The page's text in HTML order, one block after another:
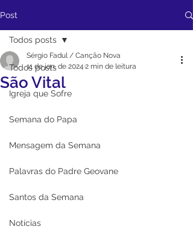
Post
Todos posts
Igreja que Sofre
Semana do Papa
Mensagem da Semana
Palavras do Padre Geovane
Santos da Semana
Notícias
Todos posts
São Vital
Sérgio Fadul / Canção Nova
11 de jan. de 2024 2 min de leitura